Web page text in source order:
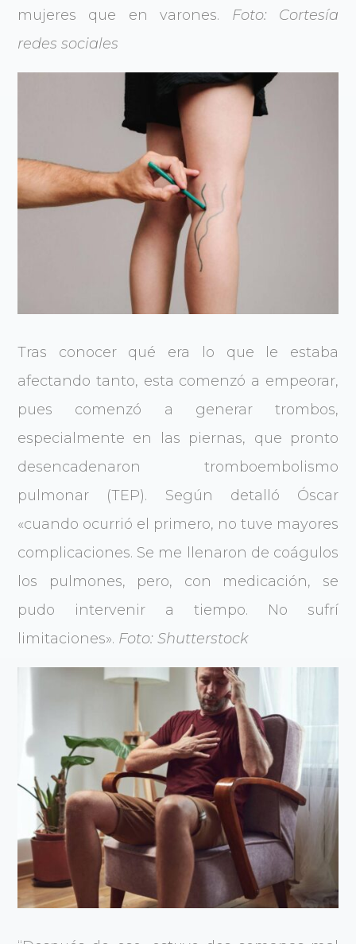
mujeres que en varones. Foto: Cortesía
redes sociales
Tras conocer qué era lo que le estaba
afectando tanto, esta comenzó a empeorar,
pues comenzó a generar trombos,
especialmente en las piernas, que pronto
desencadenaron tromboembolismo
pulmonar (TEP). Según detalló Óscar
«cuando ocurrió el primero, no tuve mayores
complicaciones. Se me llenaron de coágulos
los pulmones, pero, con medicación, se
pudo intervenir a tiempo. No sufrí
limitaciones». Foto: Shutterstock